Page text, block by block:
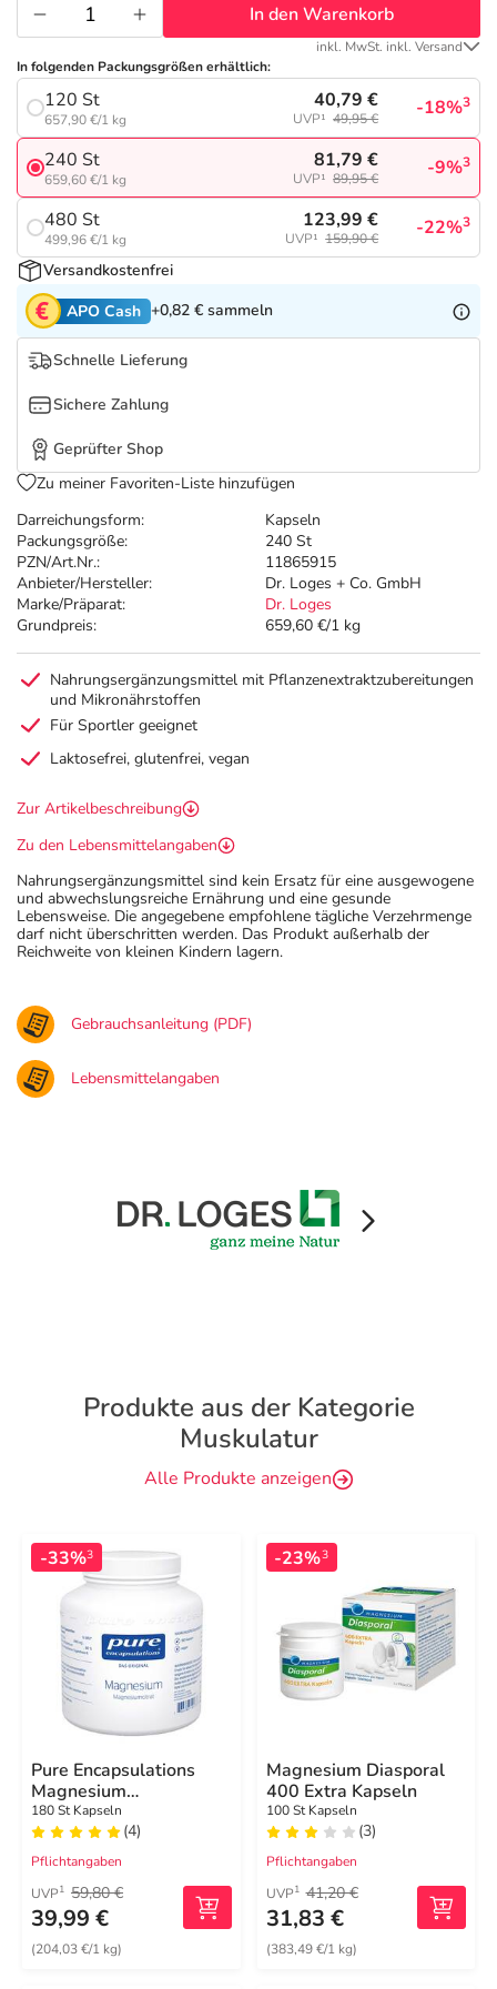
Tierapotheke
Vitamine & Mineralstoffe
Marken
Salus Deals
Darreichungsform:
Kapseln
Packungsgröße:
240 St
PZN/Art.Nr.:
11865915
Anbieter/Hersteller:
Dr. Loges + Co. GmbH
Marke/Präparat:
Dr. Loges
Grundpreis:
659,60 €/1 kg
In den Warenkorb
inkl. MwSt. inkl. Versand
In folgenden Packungsgrößen erhältlich:
120 St
657,90 €/1 kg
40,79 €
UVP¹ 49,95 € -18%3
240 St
659,60 €/1 kg
81,79 €
UVP¹ 89,95 € -9%3
480 St
499,96 €/1 kg
123,99 €
UVP¹ 159,90 € -22%3
Versandkostenfrei
APO Cash +0,82 € sammeln
Schnelle Lieferung
Sichere Zahlung
Geprüfter Shop
Zu meiner Favoriten-Liste hinzufügen
Nahrungsergänzungsmittel mit Pflanzenextraktzubereitungen
und Mikronährstoffen
Für Sportler geeignet
Laktosefrei, glutenfrei, vegan
Zur Artikelbeschreibung
Zu den Lebensmittelangaben
Nahrungsergänzungsmittel sind kein Ersatz für eine ausgewogene
und abwechslungsreiche Ernährung und eine gesunde
Lebensweise. Die angegebene empfohlene tägliche Verzehrmenge
darf nicht überschritten werden. Das Produkt außerhalb der
Reichweite von kleinen Kindern lagern.
Gebrauchsanleitung (PDF)
Lebensmittelangaben
Produkte aus der Kategorie
Muskulatur
Alle Produkte anzeigen
-33%3
Pure Encapsulations
Magnesium
Magnesiumcitrat
Kapseln
180 St Kapseln
(4)
Pflichtangaben
UVP1 59,80 €
39,99 €
(204,03 €/1 kg)
-23%3
Magnesium Diasporal
400 Extra Kapseln
100 St Kapseln
(3)
Pflichtangaben
UVP1 41,20 €
31,83 €
(383,49 €/1 kg)